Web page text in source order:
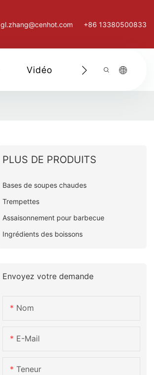
gl.zhang@cenhot.com +86 13380500833
Vidéo Nous Contacter
PLUS DE PRODUITS
Bases de soupes chaudes
Trempettes
Assaisonnement pour barbecue
Ingrédients des boissons
Envoyez votre demande
Nom
E-Mail
Teneur